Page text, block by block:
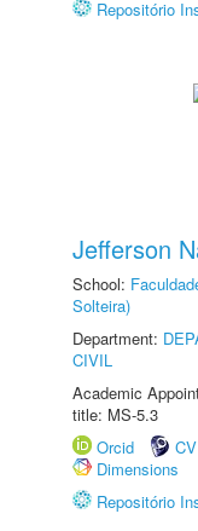
Repositório
Jefferson
School:
Solteira)
Department:
CIVIL
Academic
title: MS-5.3
Orcid
Dimensions
Repositório